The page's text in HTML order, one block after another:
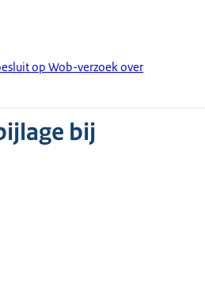
op Wob-verzoek over
bij